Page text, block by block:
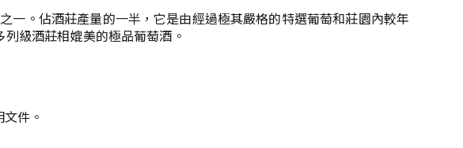
一。佔酒莊產量的一半，它是由經過極其嚴格的特選葡萄和莊園內較年
級酒莊相媲美的極品葡萄酒。
件。